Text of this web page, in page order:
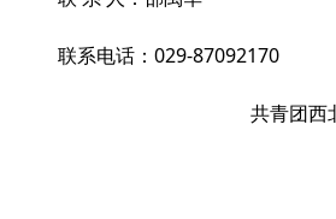
联系电话：029-87092170
共青团西